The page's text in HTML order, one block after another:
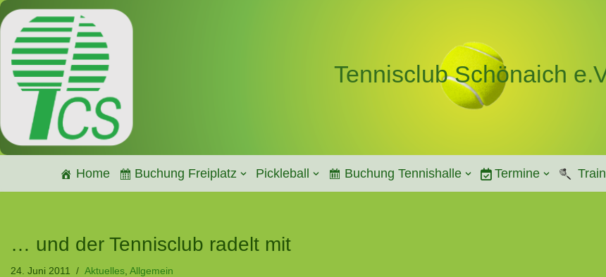
Zum
Inhalt
springen
Tennisclub Schönaich
Home Buchung Freiplatz Pickleball Buchung Tennishalle Termine
… und der Tennisclub radelt mit
24. Juni 2011 Aktuelles Allgemein